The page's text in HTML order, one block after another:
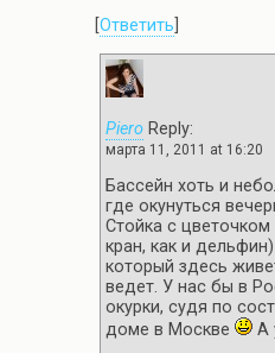
Ответить
Piero Reply:
марта 11, 2011 at 16:20
Бассейн хоть и
где окунуться
Стойка с
кран, как и
который здесь
ведет. У нас бы в
окурки, судя по
доме в Москве
А